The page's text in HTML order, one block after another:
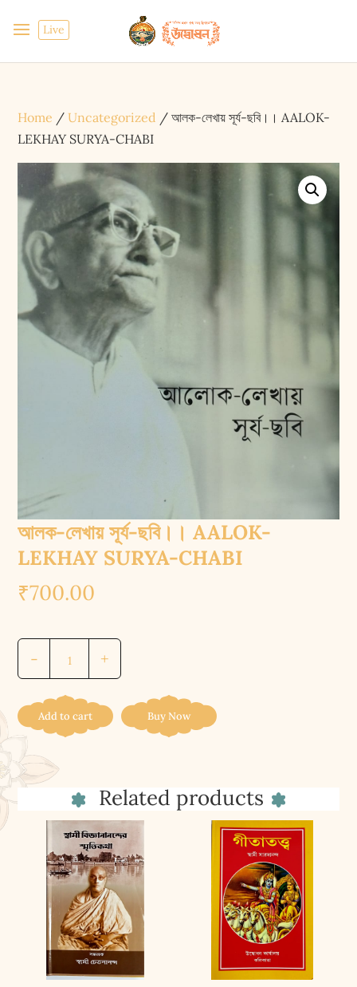
Live
Home /Uncategorized / আলক-লেখায় সূর্য-ছবি।। AALOK-
LEKHAY SURYA-CHABI
আলক-লেখায় সূর্য-ছবি।। AALOK-
LEKHAY SURYA-CHABI
₹700.00
-
সূর্য-
ছবি।।
AALOK-
SURYA-
CHABI
quantity
+
Add to cart Buy Now
Related products